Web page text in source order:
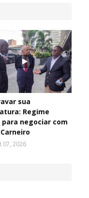
sua
Regime
negociar com
07, 2026